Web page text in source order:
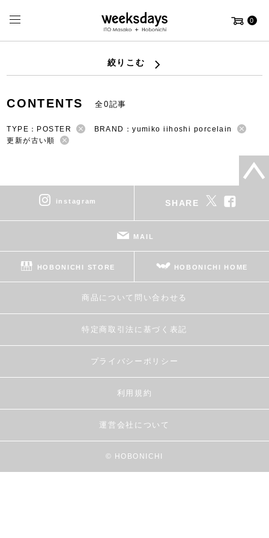
0
絞りこむ
CONTENTS 全0記事
TYPE：POSTER
BRAND：yumiko iihoshi porcelain
更新が古い順
instagram SHARE
MAIL
HOBONICHI STORE HOBONICHI HOME
商品について問い合わせる
特定商取引法に基づく表記
プライバシーポリシー
利用規約
運営会社について
© HOBONICHI